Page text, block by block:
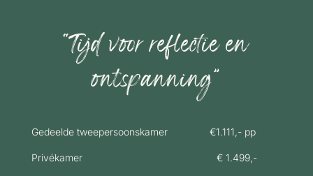
“Tijd voor reflectie en
ontspanning”
Gedeelde tweepersoonskamer €1.111,- pp
Privékamer € 1.499,-